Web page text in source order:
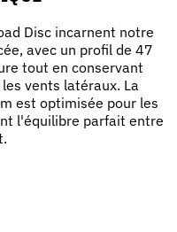
Disc incarnent notre
avec un profil de 47
tout en conservant
vents latéraux. La
est optimisée pour les
l'équilibre parfait entre